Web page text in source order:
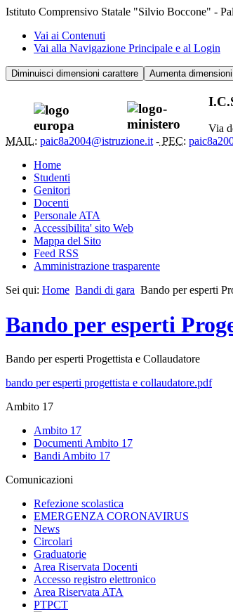
Istituto Comprensivo Statale "Silvio Boccone" -
Vai ai Contenuti
Vai alla Navigazione Principale e al Login
Diminuisci dimensioni carattere Aumenta
Via
MAIL: paic8a2004@istruzione.it- PEC:
Home
Studenti
Genitori
Docenti
Personale ATA
Accessibilita' sito Web
Mappa del Sito
Feed RSS
Amministrazione trasparente
Sei qui: Home Bandi di gara Bando per esperti
Bando per esperti
Bando per esperti Progettista e Collaudatore
bando per esperti progettista e collaudatore.pdf
Ambito 17
Ambito 17
Documenti Ambito 17
Bandi Ambito 17
Comunicazioni
Refezione scolastica
EMERGENZA CORONAVIRUS
News
Circolari
Graduatorie
Area Riservata Docenti
Accesso registro elettronico
Area Riservata ATA
PTPCT